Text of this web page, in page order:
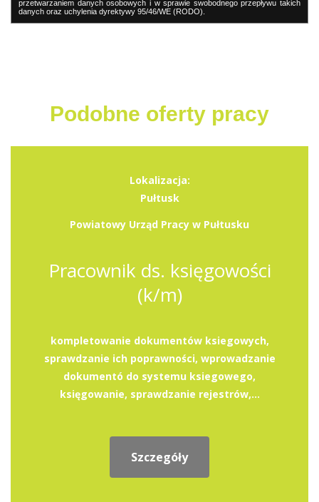
przetwarzaniem danych osobowych i w sprawie swobodnego przepływu takich
danych oraz uchylenia dyrektywy 95/46/WE (RODO).
Podobne oferty pracy
Lokalizacja:
Pułtusk
Powiatowy Urząd Pracy w Pułtusku
Pracownik ds. księgowości
(k/m)
kompletowanie dokumentów ksiegowych,
sprawdzanie ich poprawności, wprowadzanie
dokumentó do systemu ksiegowego,
księgowanie, sprawdzanie rejestrów,...
Szczegóły